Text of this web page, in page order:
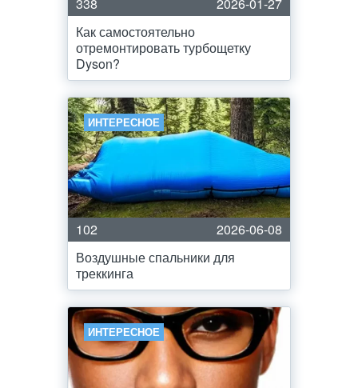
Как самостоятельно
отремонтировать турбощетку
Dyson?
ИНТЕРЕСНОЕ
102
2026-06-08
Воздушные спальники для
треккинга
ИНТЕРЕСНОЕ